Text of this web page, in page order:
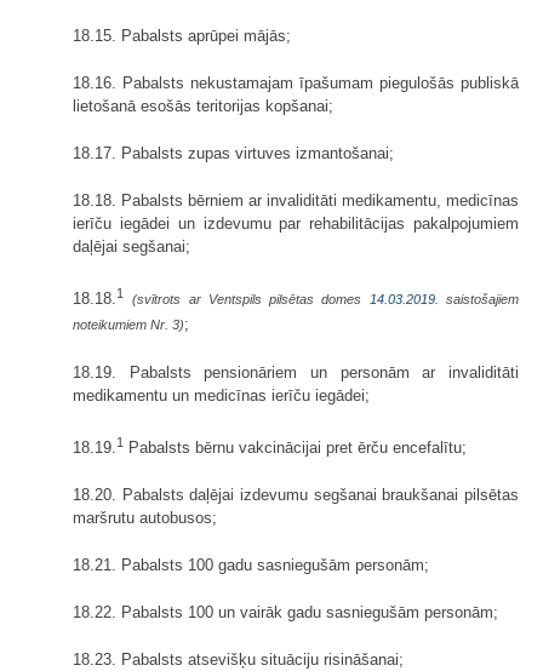
18.15. Pabalsts aprūpei mājās;
18.16. Pabalsts nekustamajam īpašumam piegulošās publiskā
lietošanā esošās teritorijas kopšanai;
18.17. Pabalsts zupas virtuves izmantošanai;
18.18. Pabalsts bērniem ar invaliditāti medikamentu, medicīnas
ierīču iegādei un izdevumu par rehabilitācijas pakalpojumiem
daļējai segšanai;
18.18.1 (svītrots ar Ventspils pilsētas domes 14.03.2019. saistošajiem
noteikumiem Nr. 3);
18.19. Pabalsts pensionāriem un personām ar invaliditāti
medikamentu un medicīnas ierīču iegādei;
18.19. 1 Pabalsts bērnu vakcinācijai pret ērču encefalītu;
18.20. Pabalsts daļējai izdevumu segšanai braukšanai pilsētas
maršrutu autobusos;
18.21. Pabalsts 100 gadu sasniegušām personām;
18.22. Pabalsts 100 un vairāk gadu sasniegušām personām;
18.23. Pabalsts atsevišķu situāciju risināšanai;